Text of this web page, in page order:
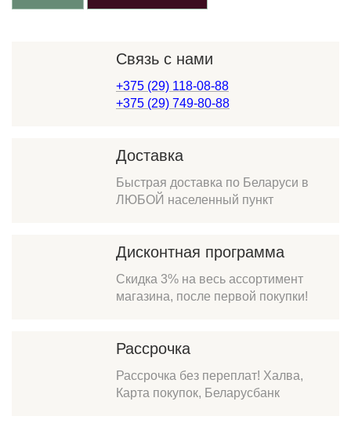
Связь с нами
+375 (29) 118-08-88
+375 (29) 749-80-88
Доставка
Быстрая доставка по Беларуси в
ЛЮБОЙ населенный пункт
Дисконтная программа
Скидка 3% на весь ассортимент
магазина, после первой покупки!
Рассрочка
Рассрочка без переплат! Халва,
Карта покупок, Беларусбанк